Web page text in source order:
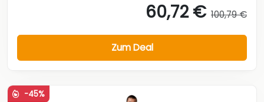
60,72 € 100,79 €
Zum Deal
-45%